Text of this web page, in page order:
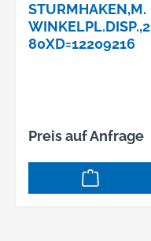
STURMHAKEN,M.
WINKELPL.DISP.,2
80XD=12209216
Preis auf Anfrage